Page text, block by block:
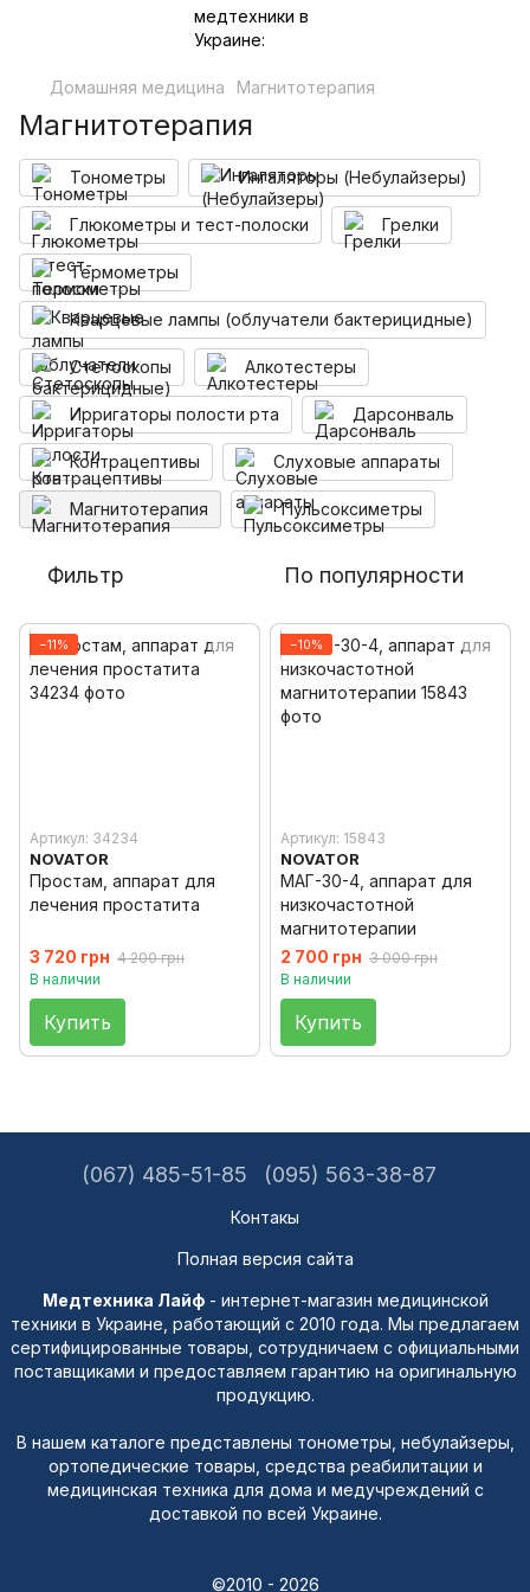
Домашняя медицина Магнитотерапия
Магнитотерапия
Тонометры Ингаляторы (Небулайзеры)
Глюкометры и тест-полоски Грелки
Термометры
Кварцевые лампы (облучатели бактерицидные)
Стетоскопы Алкотестеры
Ирригаторы полости рта Дарсонваль
Контрацептивы Слуховые аппараты
Магнитотерапия Пульсоксиметры
Фильтр По популярности
−11%
Артикул: 34234
NOVATOR
Простам, аппарат для
лечения простатита
3 720 грн 4 200 грн
В наличии
Купить
−10%
Артикул: 15843
NOVATOR
МАГ-30-4, аппарат для
низкочастотной
магнитотерапии
2 700 грн 3 000 грн
В наличии
Купить
(067) 485-51-85 (095) 563-38-87
Контакы
Полная версия сайта
Медтехника Лайф- интернет-магазин медицинской
техники в Украине, работающий с 2010 года. Мы предлагаем
сертифицированные товары, сотрудничаем с официальными
поставщиками и предоставляем гарантию на оригинальную
продукцию.
В нашем каталоге представлены тонометры, небулайзеры,
ортопедические товары, средства реабилитации и
медицинская техника для дома и медучреждений с
доставкой по всей Украине.
©2010 - 2026